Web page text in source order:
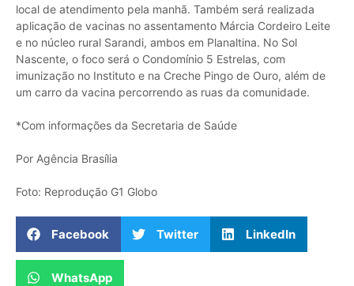
local de atendimento pela manhã. Também será realizada
aplicação de vacinas no assentamento Márcia Cordeiro Leite
e no núcleo rural Sarandi, ambos em Planaltina. No Sol
Nascente, o foco será o Condomínio 5 Estrelas, com
imunização no Instituto e na Creche Pingo de Ouro, além de
um carro da vacina percorrendo as ruas da comunidade.
*Com informações da Secretaria de Saúde
Por Agência Brasília
Foto: Reprodução G1 Globo
Facebook Twitter LinkedIn
WhatsApp